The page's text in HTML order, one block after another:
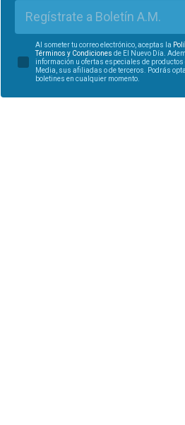
Regístrate a Boletín A.M.
Al someter tu correo electrónico, aceptas la
Términos y Condiciones de El Nuevo Día.
información u ofertas especiales de productos
Media, sus afiliadas o de terceros. Podrás
boletines en cualquier momento.